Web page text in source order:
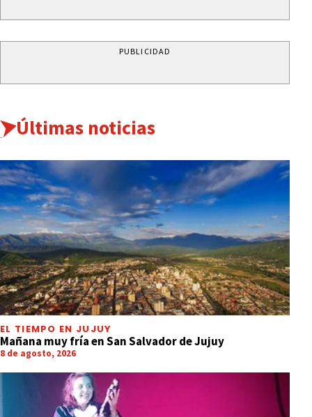
PUBLICIDAD
Últimas noticias
EL TIEMPO EN JUJUY
Mañana muy fría en San Salvador de Jujuy
8 de agosto, 2026